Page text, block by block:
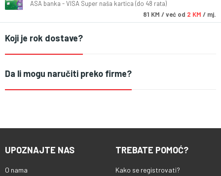
ASA banka - VISA Super naša kartica (do 48 rata)
81 KM / već od 2 KM / mj.
Koji je rok dostave?
Da li mogu naručiti preko firme?
UPOZNAJTE NAS
O nama
TREBATE POMOĆ?
Kako se registrovati?